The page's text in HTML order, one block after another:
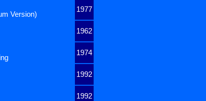
1977
Version)
1962
1974
1992
1992